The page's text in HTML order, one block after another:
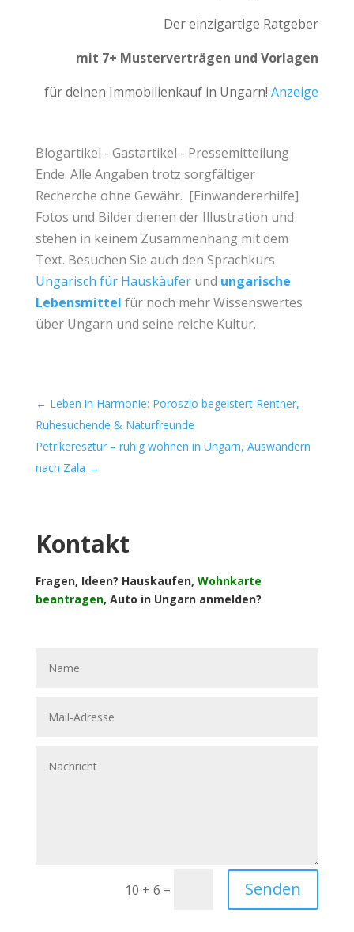
Der einzigartige Ratgeber
mit 7+ Musterverträgen und Vorlagen
für deinen Immobilienkauf in Ungarn!Anzeige
Blogartikel - Gastartikel - Pressemitteilung
Ende. Alle Angaben trotz sorgfältiger
Recherche ohne Gewähr. [Einwandererhilfe]
Fotos und Bilder dienen der Illustration und
stehen in keinem Zusammenhang mit dem
Text. Besuchen Sie auch den Sprachkurs
Ungarisch für Hauskäuferund ungarische
Lebensmittel für noch mehr Wissenswertes
über Ungarn und seine reiche Kultur.
← Leben in Harmonie: Poroszlo begeistert Rentner,
Ruhesuchende & Naturfreunde
Petrikeresztur – ruhig wohnen in Ungarn, Auswandern
nach Zala →
Kontakt
Fragen, Ideen? Hauskaufen, Wohnkarte
beantragen, Auto in Ungarn anmelden?
10 + 6 = Senden